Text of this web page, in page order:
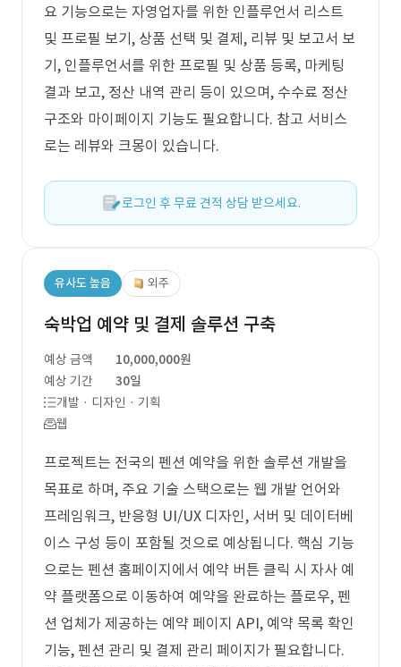
요 기능으로는 자영업자를 위한 인플루언서 리스트
및 프로필 보기, 상품 선택 및 결제, 리뷰 및 보고서 보
기, 인플루언서를 위한 프로필 및 상품 등록, 마케팅
결과 보고, 정산 내역 관리 등이 있으며, 수수료 정산
구조와 마이페이지 기능도 필요합니다. 참고 서비스
로는 레뷰와 크몽이 있습니다.
로그인 후 무료 견적 상담 받으세요.
유사도 높음 외주
숙박업 예약 및 결제 솔루션 구축
예상 금액
10,000,000원
예상 기간
30일
개발 · 디자인 · 기획
웹
프로젝트는 전국의 펜션 예약을 위한 솔루션 개발을
목표로 하며, 주요 기술 스택으로는 웹 개발 언어와
프레임워크, 반응형 UI/UX 디자인, 서버 및 데이터베
이스 구성 등이 포함될 것으로 예상됩니다. 핵심 기능
으로는 펜션 홈페이지에서 예약 버튼 클릭 시 자사 예
약 플랫폼으로 이동하여 예약을 완료하는 플로우, 펜
션 업체가 제공하는 예약 페이지 API, 예약 목록 확인
기능, 펜션 관리 및 결제 관리 페이지가 필요합니다.